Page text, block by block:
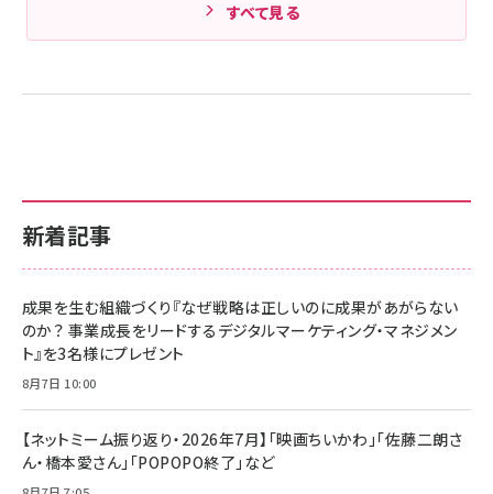
新着記事
成果を生む組織づくり『なぜ戦略は正しいのに成果があがらない
のか？ 事業成長をリードするデジタルマーケティング・マネジメン
ト』を3名様にプレゼント
8月7日 10:00
【ネットミーム振り返り・2026年7月】「映画ちいかわ」「佐藤二朗さ
ん・橋本愛さん」「POPOPO終了」など
すべて見る